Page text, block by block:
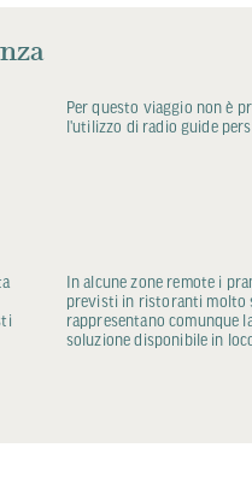
Per questo viaggio non è
l'utilizzo di radio guide
In alcune zone remote i
previsti in ristoranti molto
rappresentano comunque
soluzione disponibile in